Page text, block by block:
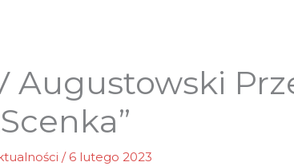
Augustowski
/ 6 lutego 2023